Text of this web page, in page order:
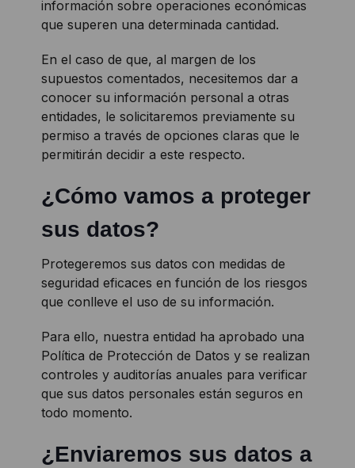
información sobre operaciones económicas
que superen una determinada cantidad.
En el caso de que, al margen de los
supuestos comentados, necesitemos dar a
conocer su información personal a otras
entidades, le solicitaremos previamente su
permiso a través de opciones claras que le
permitirán decidir a este respecto.
¿Cómo vamos a proteger
sus datos?
Protegeremos sus datos con medidas de
seguridad eficaces en función de los riesgos
que conlleve el uso de su información.
Para ello, nuestra entidad ha aprobado una
Política de Protección de Datos y se realizan
controles y auditorías anuales para verificar
que sus datos personales están seguros en
todo momento.
¿Enviaremos sus datos a